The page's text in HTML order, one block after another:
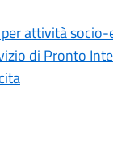
attività
di Pronto